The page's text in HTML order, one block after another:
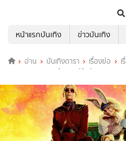
หน้าแรกบันเทิง
ข่าวบันเทิง
อ่าน บันเทิงดารา เรื่องย่อ
Borderlands แดนล้น คนปล้นจักรวาล